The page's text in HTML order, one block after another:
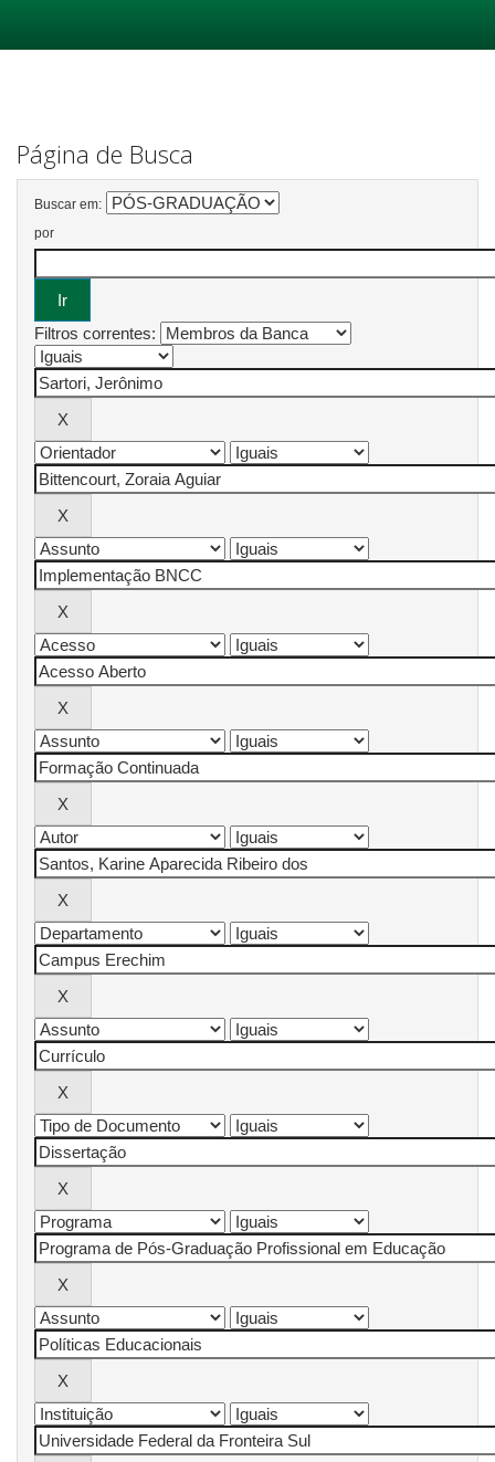
Página de Busca
Buscar em:
por
Filtros correntes: